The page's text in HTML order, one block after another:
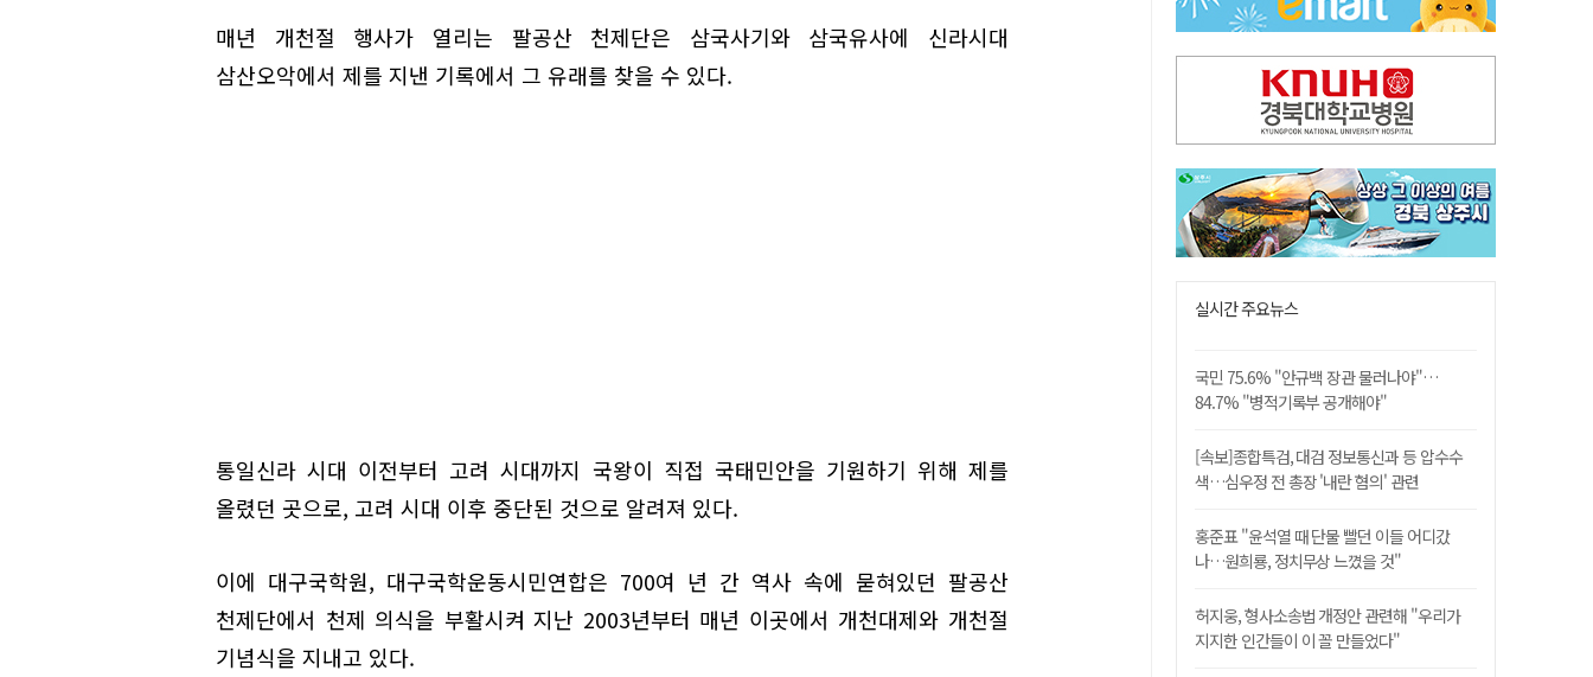
매년 개천절 행사가 열리는 팔공산 천제단은 삼국사기와 삼국유사에 신라시대
삼산오악에서 제를 지낸 기록에서 그 유래를 찾을 수 있다.
통일신라 시대 이전부터 고려 시대까지 국왕이 직접 국태민안을 기원하기 위해 제를
올렸던 곳으로, 고려 시대 이후 중단된 것으로 알려져 있다.
이에 대구국학원, 대구국학운동시민연합은 700여 년 간 역사 속에 묻혀있던 팔공산
천제단에서 천제 의식을 부활시켜 지난 2003년부터 매년 이곳에서 개천대제와 개천절
기념식을 지내고 있다.
월 매출 9천만원에도 문 닫는 영양 젖소농장… "일할 사람이 없어"
실시간 주요뉴스
국민 75.6% "안규백 장관 물러나야"…
84.7% "병적기록부 공개해야"
[속보]종합특검, 대검 정보통신과 등 압수수
색…심우정 전 총장 '내란 혐의' 관련
홍준표 "윤석열 때 단물 빨던 이들 어디갔
나…원희룡, 정치무상 느꼈을 것"
허지웅, 형사소송법 개정안 관련해 "우리가
지지한 인간들이 이 꼴 만들었다"